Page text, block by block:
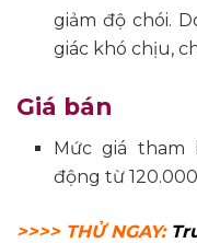
giảm độ chói.
giác khó chịu,
Giá bán
Mức giá tham
động từ
>>>> THỬ NGAY: